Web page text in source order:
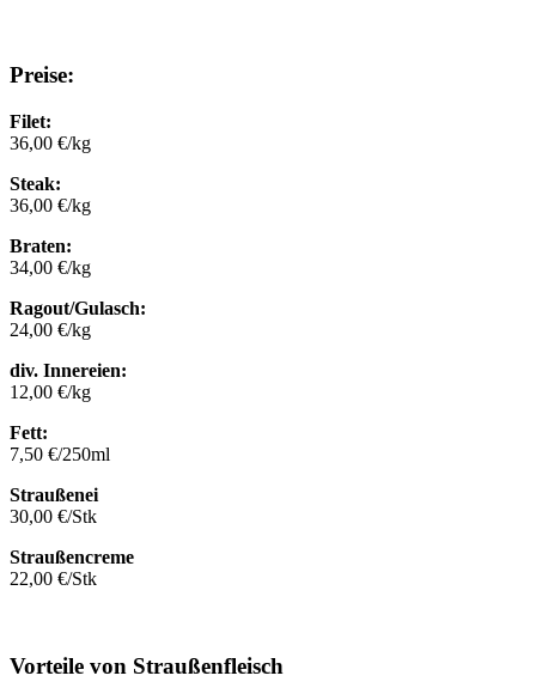
Preise:
Filet:
36,00 €/kg
Steak:
36,00 €/kg
Braten:
34,00 €/kg
Ragout/Gulasch:
24,00 €/kg
div. Innereien:
12,00 €/kg
Fett:
7,50 €/250ml
Straußenei
30,00 €/Stk
Straußencreme
22,00 €/Stk
Vorteile von Straußenfleisch